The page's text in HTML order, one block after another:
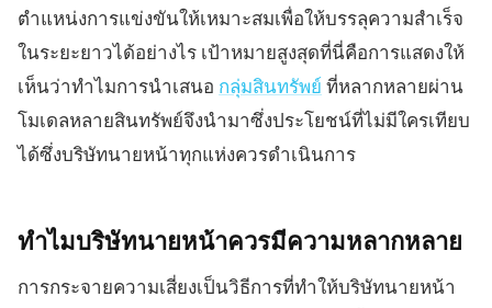
ตำแหน่งการแข่งขันให้เหมาะสมเพื่อให้บรรลุความสำเร็จ
ในระยะยาวได้อย่างไร เป้าหมายสูงสุดที่นี่คือการแสดงให้
เห็นว่าทำไมการนำเสนอ กลุ่มสินทรัพย์ที่หลากหลายผ่าน
โมเดลหลายสินทรัพย์จึงนำมาซึ่งประโยชน์ที่ไม่มีใครเทียบ
ได้ซึ่งบริษัทนายหน้าทุกแห่งควรดำเนินการ
ทำไมบริษัทนายหน้าควรมีความหลากหลาย
การกระจายความเสี่ยงเป็นวิธีการที่ทำให้บริษัทนายหน้า